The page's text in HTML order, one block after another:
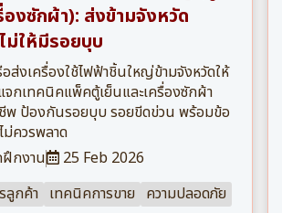
องซักผ้า): ส่งข้ามจังหวัด
ม่ให้มีรอยบุบ
ส่งเครื่องใช้ไฟฟ้าชิ้นใหญ่ข้ามจังหวัดให้
จกเทคนิคแพ็คตู้เย็นและเครื่องซักผ้า
พ ป้องกันรอยบุบ รอยขีดข่วน พร้อมข้อ
ม่ควรพลาด
กงาน
25 Feb 2026
ลูกค้า เทคนิคการขาย ความปลอดภัย